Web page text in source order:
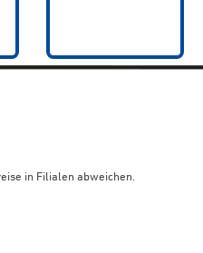
in Filialen abweichen.